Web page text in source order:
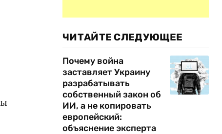
ЧИТАЙТЕ СЛЕДУЮЩЕЕ
Почему война
заставляет Украину
разрабатывать
собственный закон об
ИИ, а не копировать
европейский:
объяснение эксперта